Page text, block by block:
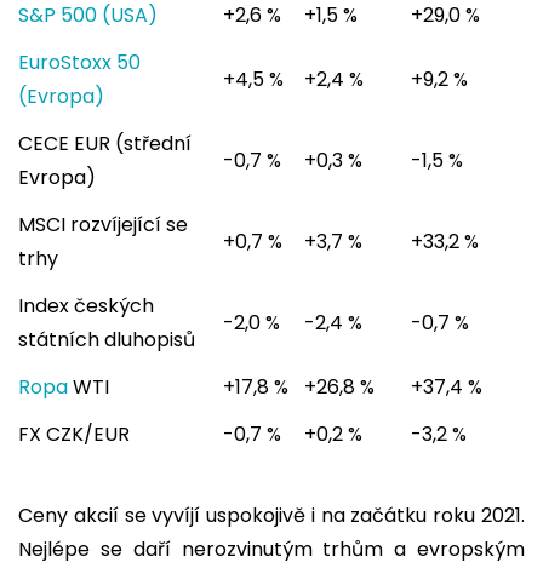
S&P 500 (USA)
+2,6 % +1,5 %
+29,0 %
EuroStoxx 50
(Evropa)
+4,5 % +2,4 % +9,2 %
CECE EUR (střední
Evropa)
-0,7 % +0,3 % -1,5 %
MSCI rozvíjející se
trhy
+0,7 % +3,7 % +33,2 %
Index českých
státních dluhopisů
-2,0 % -2,4 % -0,7 %
RopaWTI +17,8 % +26,8 %
+37,4 %
FX CZK/EUR
-0,7 % +0,2 % -3,2 %
Ceny akcií se vyvíjí uspokojivě i na začátku roku 2021.
Nejlépe se daří nerozvinutým trhům a evropským